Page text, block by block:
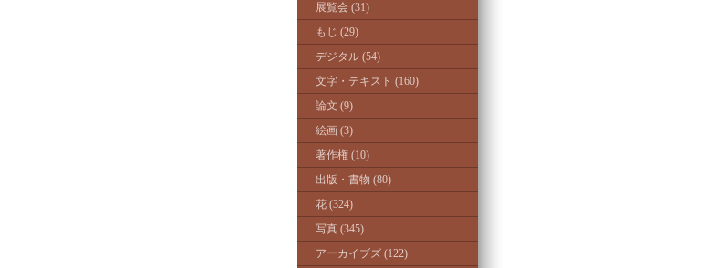
展覧会 (31)
もじ (29)
デジタル (54)
文字・テキスト (160)
論文 (9)
絵画 (3)
著作権 (10)
出版・書物 (80)
花 (324)
写真 (345)
アーカイブズ (122)